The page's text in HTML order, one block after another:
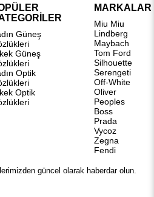
alıyor?
alan koleksiyonlarda global ölçekte
markalar bulunur. Sezon
ürün gamı düzenli biçimde
güncellenir.
online olarak detaylı
mümkün mü?
optik çerçeveler; ölçü bilgileri,
seçenekleriyle birlikte sunulur.
modellere kolayca ulaşılabilir.
için WhatsApp’tan veyailetişim
aracılığıyla bizimle iletişime
geçebilirsiniz.
Güneş
Güneş
Optik
Optik
MARKALAR
Miu Miu
Lindberg
Maybach
Tom Ford
Silhouette
Serengeti
Off-White
Oliver
Peoples
Boss
Prada
Vycoz
Zegna
Fendi
güncel olarak haberdar olun.